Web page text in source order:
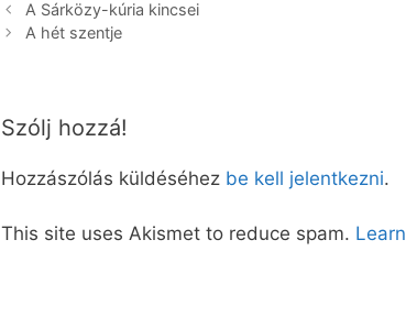
A Sárközy-kúria kincsei
A hét szentje
Szólj hozzá!
Hozzászólás küldéséhez be kell jelentkezni.
This site uses Akismet to reduce spam.